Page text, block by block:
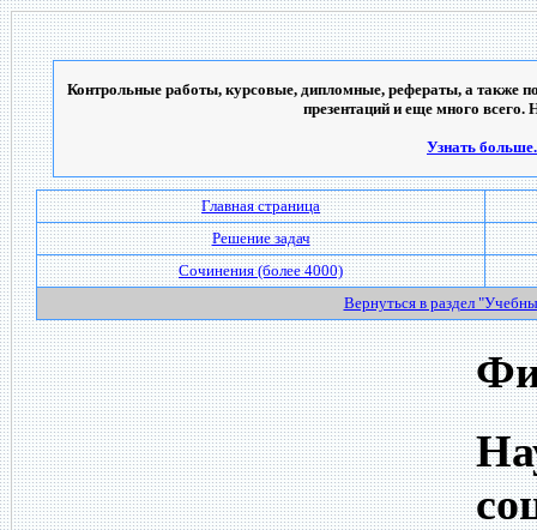
Контрольные работы, курсовые, дипломные, рефераты, а также
презентаций и еще много всего.
Узнать
Главная страница
Решение задач
Сочинения (более 4000)
Вернуться в раздел